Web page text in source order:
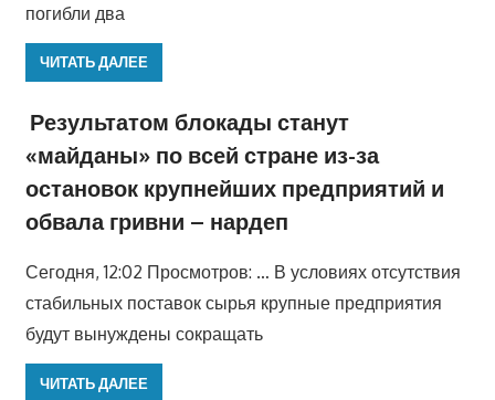
погибли два
ЧИТАТЬ ДАЛЕЕ
Результатом блокады станут
«майданы» по всей стране из-за
остановок крупнейших предприятий и
обвала гривни – нардеп
Сегодня, 12:02 Просмотров: … В условиях отсутствия
стабильных поставок сырья крупные предприятия
будут вынуждены сокращать
ЧИТАТЬ ДАЛЕЕ